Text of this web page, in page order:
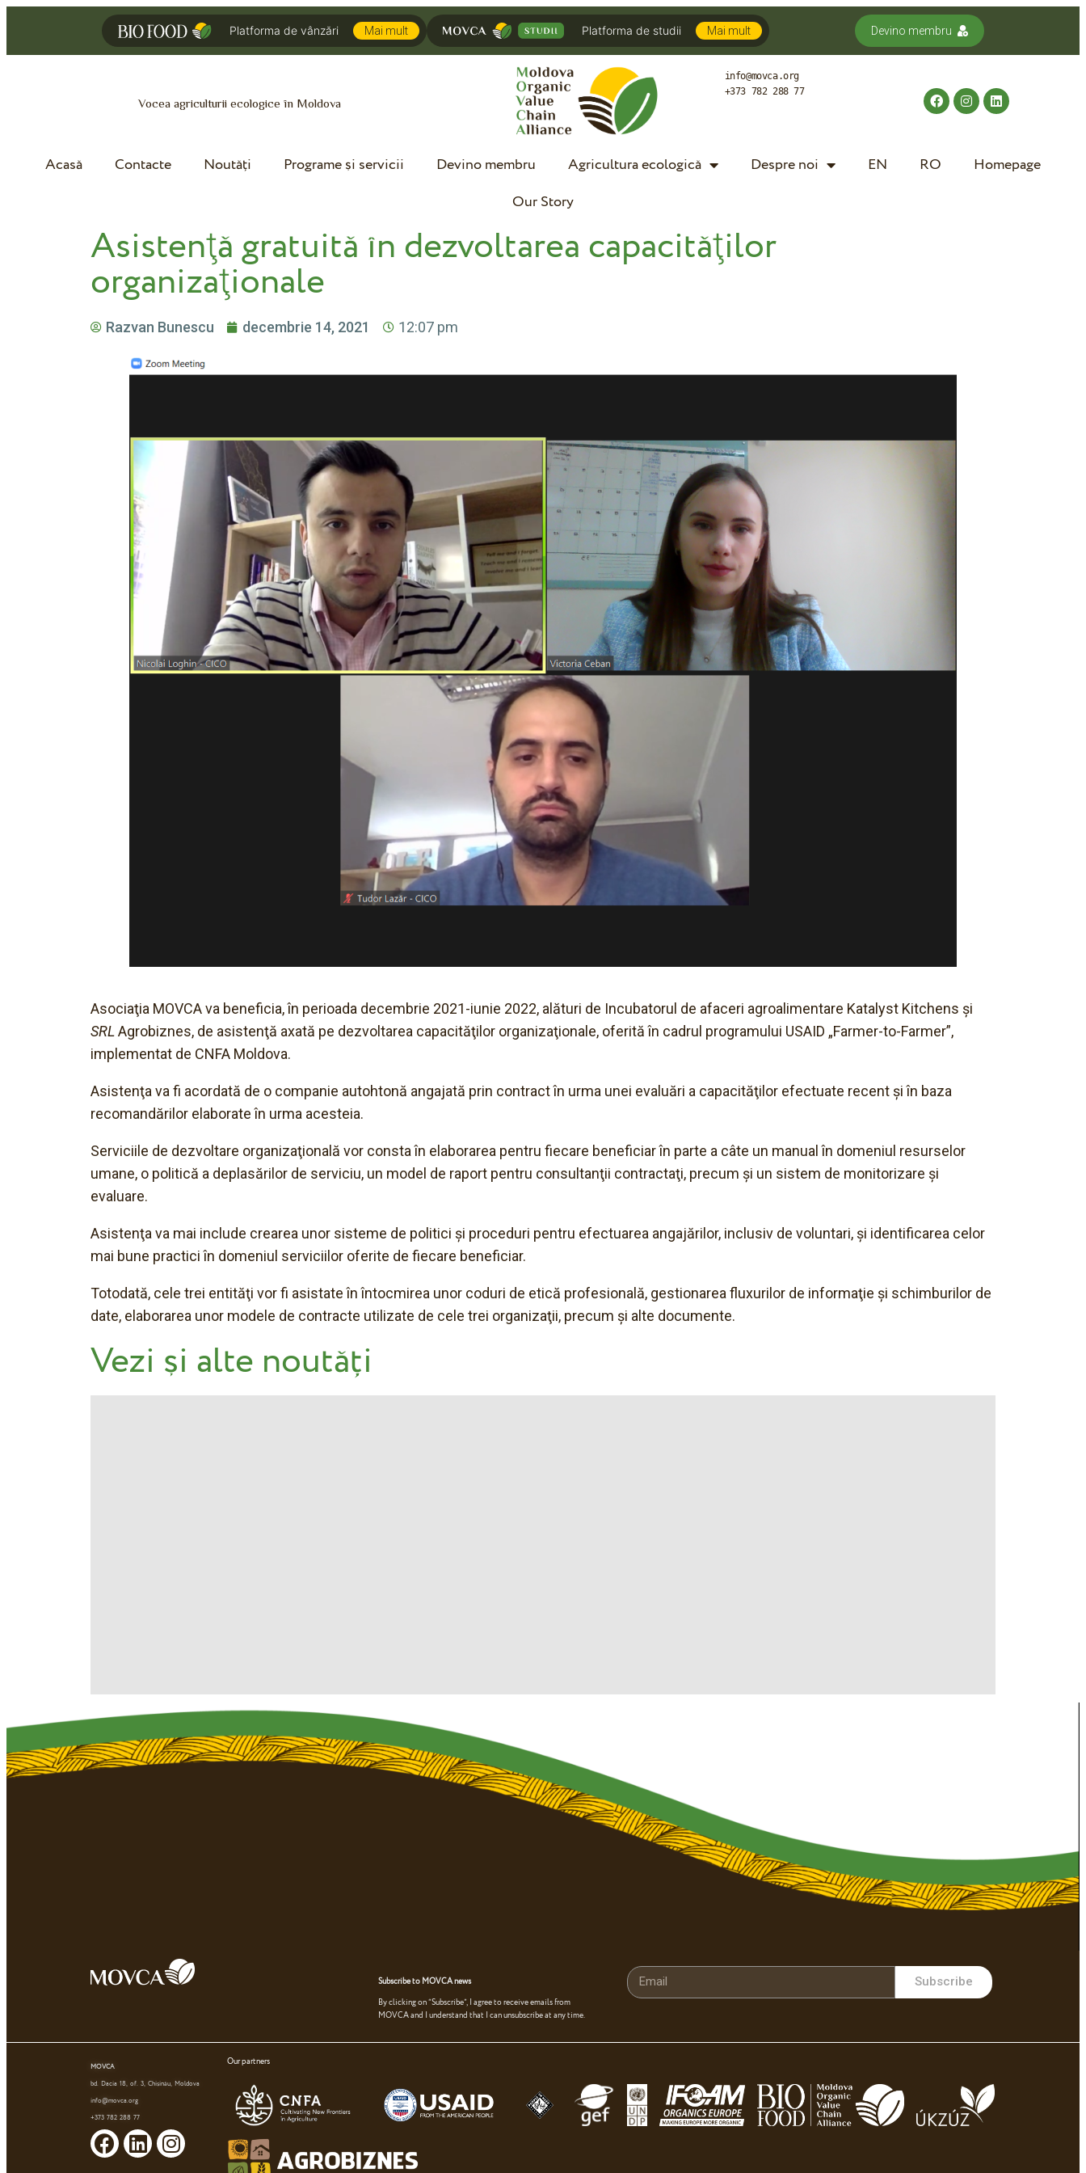
Platforma de vânzări Mai mult Platforma de studii Mai mult Devino membru
Vocea agriculturii ecologice în Moldova
info@movca.org
+373 782 288 77
Acasă Contacte Noutăți Programe și servicii Devino membru Agricultura ecologică Despre noi EN RO
Homepage
Our Story
Asistenţă gratuită în dezvoltarea capacităţilor
organizaţionale
Razvan Bunescu decembrie 14, 2021 12:07 pm
Asociaţia MOVCA va beneficia, în perioada decembrie 2021-iunie 2022, alături de Incubatorul de afaceri agroalimentare Katalyst Kitchens şi
SRLAgrobiznes, de asistenţă axată pe dezvoltarea capacităţilor organizaţionale, oferită în cadrul programului USAID „Farmer-to-Farmer”,
implementat de CNFA Moldova.
Asistenţa va fi acordată de o companie autohtonă angajată prin contract în urma unei evaluări a capacităţilor efectuate recent şi în baza
recomandărilor elaborate în urma acesteia.
Serviciile de dezvoltare organizaţională vor consta în elaborarea pentru fiecare beneficiar în parte a câte un manual în domeniul resurselor
umane, o politică a deplasărilor de serviciu, un model de raport pentru consultanţii contractaţi, precum şi un sistem de monitorizare şi
evaluare.
Asistenţa va mai include crearea unor sisteme de politici şi proceduri pentru efectuarea angajărilor, inclusiv de voluntari, şi identificarea celor
mai bune practici în domeniul serviciilor oferite de fiecare beneficiar.
Totodată, cele trei entităţi vor fi asistate în întocmirea unor coduri de etică profesională, gestionarea fluxurilor de informaţie şi schimburilor de
date, elaborarea unor modele de contracte utilizate de cele trei organizaţii, precum şi alte documente.
Vezi și alte noutăți
Subscribe to MOVCA news
By clicking on “Subscribe”, I agree to receive emails from
MOVCA and I understand that I can unsubscribe at any time.
Subscribe
MOVCA
bd. Dacia 18, of. 3, Chișinău, Moldova
info@movca.org
+373 782 288 77
Our partners